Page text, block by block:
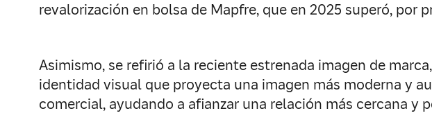
revalorización en bolsa de Mapfre, que en 2025 superó, por
Asimismo, se refirió a la reciente estrenada imagen de
identidad visual que proyecta una imagen más moderna y
comercial, ayudando a afianzar una relación más cercana y